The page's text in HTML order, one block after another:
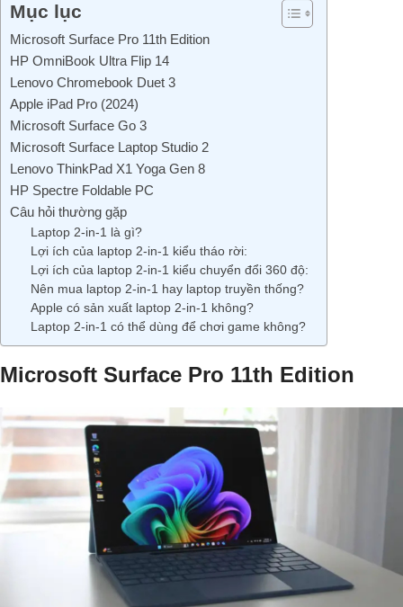
Mục lục
Microsoft Surface Pro 11th Edition
HP OmniBook Ultra Flip 14
Lenovo Chromebook Duet 3
Apple iPad Pro (2024)
Microsoft Surface Go 3
Microsoft Surface Laptop Studio 2
Lenovo ThinkPad X1 Yoga Gen 8
HP Spectre Foldable PC
Câu hỏi thường gặp
Laptop 2-in-1 là gì?
Lợi ích của laptop 2-in-1 kiểu tháo rời:
Lợi ích của laptop 2-in-1 kiểu chuyển đổi 360 độ:
Nên mua laptop 2-in-1 hay laptop truyền thống?
Apple có sản xuất laptop 2-in-1 không?
Laptop 2-in-1 có thể dùng để chơi game không?
Microsoft Surface Pro 11th Edition